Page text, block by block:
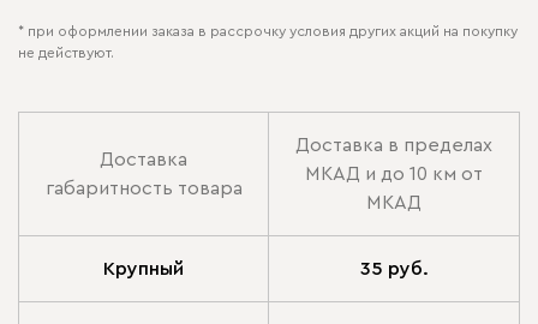
* при оформлении заказа в рассрочку условия других акций на покупку
не действуют.
Доставка
габаритность товара
Доставка в пределах
МКАД и до 10 км от
МКАД
Крупный 35 руб.